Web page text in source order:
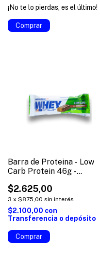
¡No te lo pierdas, es el último!
Comprar
Barra de Proteina - Low
Carb Protein 46g -
$2.625,00
3 x $875,00 sin interés
$2.100,00 con
Transferencia o depósito
Comprar